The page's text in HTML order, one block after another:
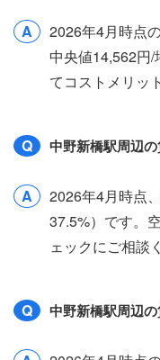
A
2026年4月時点
中央値14,562円
てコストメリッ
Q 中野新橋駅周辺
A
2026年4月時点
37.5%）です。
ェックにご相談
Q 中野新橋駅周辺